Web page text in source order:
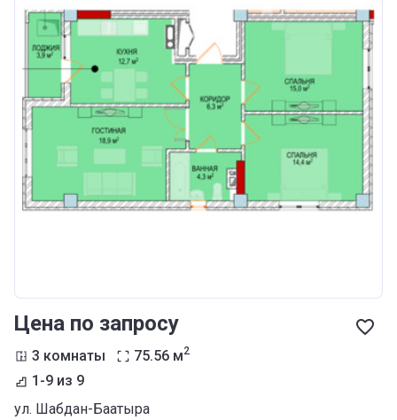
Цена по запросу
3 комнаты 75.56 м2
1-9 из 9
ул. Шабдан-Баатыра